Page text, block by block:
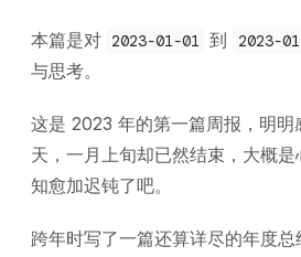
本篇是对 2023-01-01 到 2023-
与思考。
这是 2023 年的第一篇周报，明明
天，一月上旬却已然结束，大概
知愈加迟钝了吧。
跨年时写了一篇还算详尽的年度